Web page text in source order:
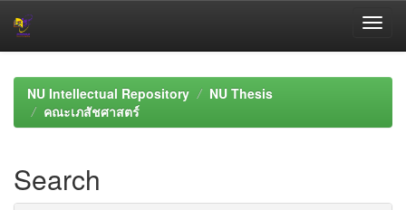
navigationNU Intellectual Repository
NU Thesis
คณะเภสัชศาสตร์
Search